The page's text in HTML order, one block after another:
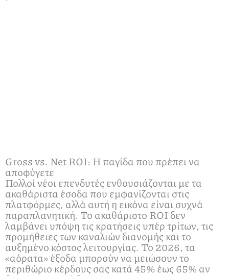
Gross vs. Net ROI: Η παγίδα που πρέπει να
αποφύγετε
Πολλοί νέοι επενδυτές ενθουσιάζονται με τα
ακαθάριστα έσοδα που εμφανίζονται στις
πλατφόρμες, αλλά αυτή η εικόνα είναι συχνά
παραπλανητική. Το ακαθάριστο ROI δεν
λαμβάνει υπόψη τις κρατήσεις υπέρ τρίτων, τις
προμήθειες των καναλιών διανομής και το
αυξημένο κόστος λειτουργίας. Το 2026, τα
«αόρατα» έξοδα μπορούν να μειώσουν το
περιθώριο κέρδους σας κατά 45% έως 65% αν